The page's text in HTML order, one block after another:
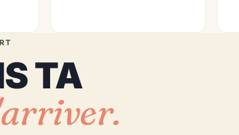
TA